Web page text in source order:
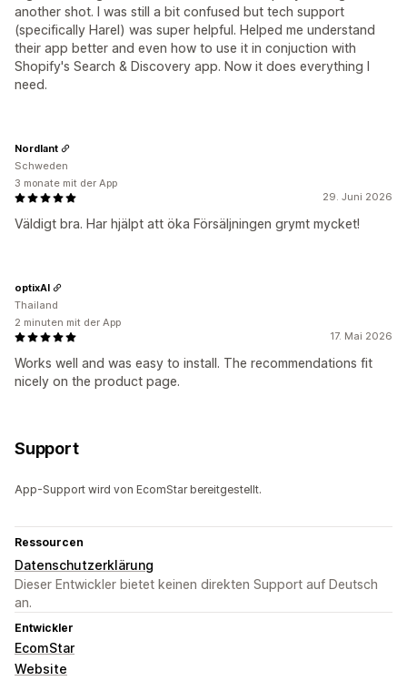
another shot. I was still a bit confused but tech support
(specifically Harel) was super helpful. Helped me understand
their app better and even how to use it in conjuction with
Shopify's Search & Discovery app. Now it does everything I
need.
29. Juni 2026
Väldigt bra. Har hjälpt att öka Försäljningen grymt mycket!
Nordlant
Schweden
3 monate mit der App
17. Mai 2026
Works well and was easy to install. The recommendations fit
nicely on the product page.
optixAI
Thailand
2 minuten mit der App
Support
App-Support wird von EcomStar bereitgestellt.
Ressourcen
Datenschutzerklärung
Dieser Entwickler bietet keinen direkten Support auf Deutsch
an.
Entwickler
EcomStar
Website